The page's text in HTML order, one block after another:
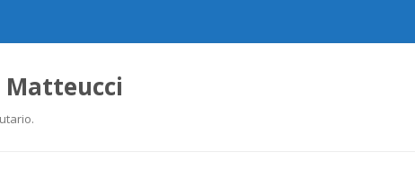
Matteucci